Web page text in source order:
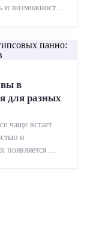
и возможность
в
для разных
чаще встает
и
появляется ...